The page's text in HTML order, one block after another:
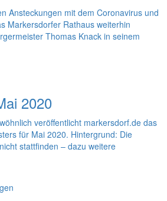
Ansteckungen mit dem Coronavirus und
Markersdorfer Rathaus weiterhin
Thomas Knack in seinem
2020
veröffentlicht markersdorf.de das
für Mai 2020. Hintergrund: Die
stattfinden – dazu weitere